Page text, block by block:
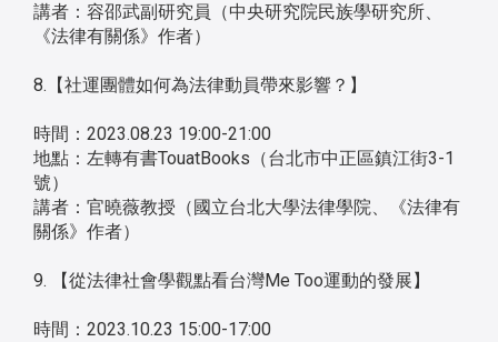
講者：容邵武副研究員（中央研究院民族學研究所、
《法律有關係》作者）
8.【社運團體如何為法律動員帶來影響？】
時間：2023.08.23 19:00-21:00
地點：左轉有書TouatBooks（台北市中正區鎮江街3-1
號）
講者：官曉薇教授（國立台北大學法律學院、《法律有
關係》作者）
9. 【從法律社會學觀點看台灣Me Too運動的發展】
時間：2023.10.23 15:00-17:00